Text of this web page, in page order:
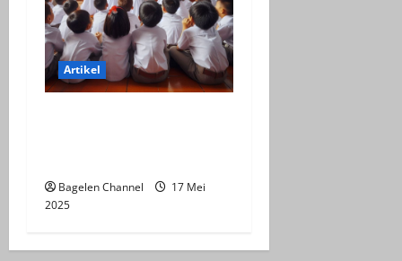
Artikel
Bagelen Channel
17 Mei
2025